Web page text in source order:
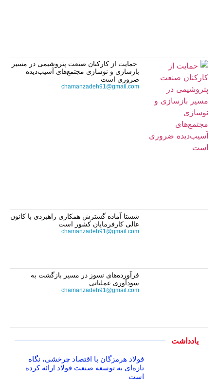
حمایت از کارکنان صنعت پتروشیمی در مسیر
بازسازی و نوسازی مجتمع‌های آسیب‌دیده
ضروری است
chamanzadeh91@gmail.com
شستا آماده گسترش همکاری راهبردی با کانون
عالی کارفرمایان کشور است
chamanzadeh91@gmail.com
فرآورده‌های نسوز در مسیر بازگشت به
سودآوری عملیاتی
chamanzadeh91@gmail.com
یادداشت
فولاد هرمزگان با اقتصاد چرخشی، نگاه
تازه‌ای به توسعه صنعت فولاد ارائه کرده
است